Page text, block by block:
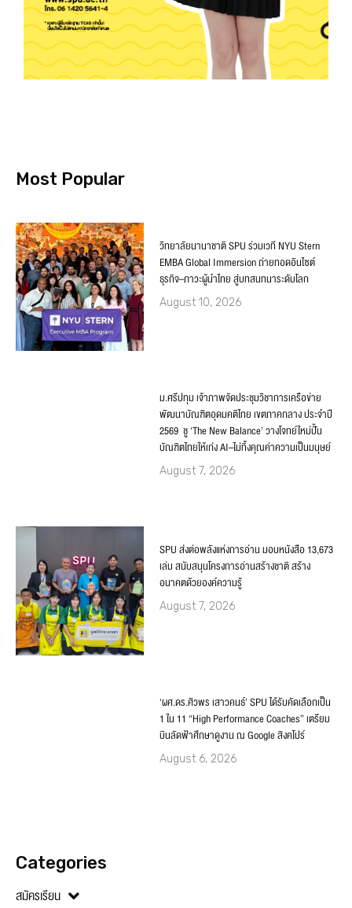
Most Popular
วิทยาลัยนานาชาติ SPU ร่วมเวที NYU Stern
EMBA Global Immersion ถ่ายทอดอินไซต์
ธุรกิจ–ภาวะผู้นำไทย สู่บทสนทนาระดับโลก
August 10, 2026
ม.ศรีปทุม เจ้าภาพจัดประชุมวิชาการเครือข่าย
พัฒนาบัณฑิตอุดมคติไทย เขตภาคกลาง ประจำปี
2569 ชู ‘The New Balance’ วางโจทย์ใหม่ปั้น
บัณฑิตไทยให้เก่ง AI–ไม่ทิ้งคุณค่าความเป็นมนุษย์
August 7, 2026
SPU ส่งต่อพลังแห่งการอ่าน มอบหนังสือ 13,673
เล่ม สนับสนุนโครงการอ่านสร้างชาติ สร้าง
อนาคตด้วยองค์ความรู้
August 7, 2026
‘ผศ.ดร.ศิวพร เสาวคนธ์’ SPU ได้รับคัดเลือกเป็น
1 ใน 11 “High Performance Coaches” เตรียม
บินลัดฟ้าศึกษาดูงาน ณ Google สิงคโปร์
August 6, 2026
Categories
สมัครเรียน